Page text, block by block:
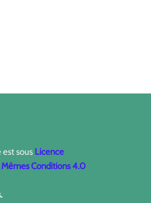
sous Licence
Conditions 4.0